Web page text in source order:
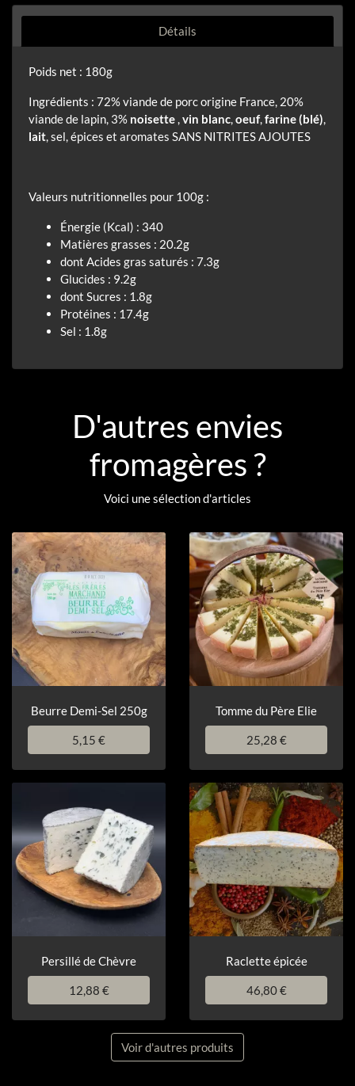
Détails
Poids net : 180g
Ingrédients : 72% viande de porc origine France, 20%
viande de lapin, 3% noisette,vin blanc,oeuf,farine (blé),
lait, sel, épices et aromates SANS NITRITES AJOUTES
Valeurs nutritionnelles pour 100g :
Énergie (Kcal) : 340
Matières grasses : 20.2g
dont Acides gras saturés : 7.3g
Glucides : 9.2g
dont Sucres : 1.8g
Protéines : 17.4g
Sel : 1.8g
D'autres envies
fromagères ?
Voici une sélection d'articles
Beurre Demi-Sel 250g
5,15 €
Tomme du Père Elie
25,28 €
Persillé de Chèvre
12,88 €
Raclette épicée
46,80 €
Voir d'autres produits